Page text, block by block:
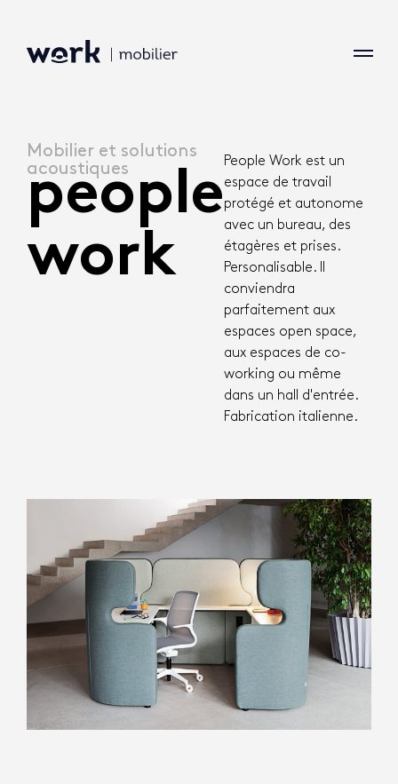
Mobilier et solutions
acoustiques
people
work
People Work est un
espace de travail
protégé et autonome
avec un bureau, des
étagères et prises.
Personalisable. Il
conviendra
parfaitement aux
espaces open space,
aux espaces de co-
working ou même
dans un hall d'entrée.
Fabrication italienne.